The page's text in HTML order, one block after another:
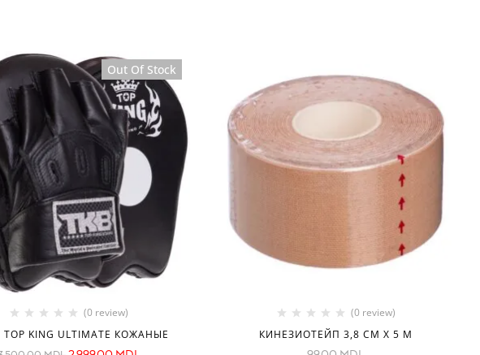
Sale
Out Of Stock
(0 review)
KING ULTIMATE КОЖАНЫЕ
(0 review)
КИНЕЗИОТЕЙП 3,8 СМ X 5 М